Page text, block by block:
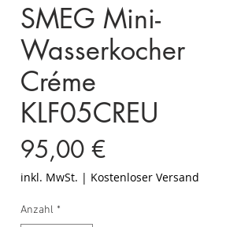
SMEG Mini-
Wasserkocher
Créme
KLF05CREU
95,00 €Preis
inkl. MwSt. | Kostenloser Versand
Anzahl *